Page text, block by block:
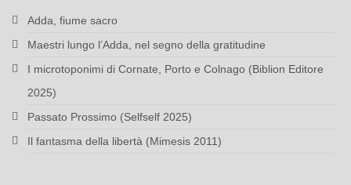
Adda, fiume sacro
Maestri lungo l’Adda, nel segno della gratitudine
I microtoponimi di Cornate, Porto e Colnago (Biblion Editore
2025)
Passato Prossimo (Selfself 2025)
Il fantasma della libertà (Mimesis 2011)